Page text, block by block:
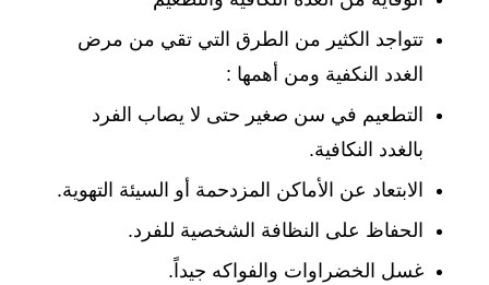
تتواجد الكثير من الطرق التي تقي من مرض
الغدد النكفية ومن أهمها :
التطعيم في سن صغير حتى لا يصاب الفرد
بالغدد النكافية.
الابتعاد عن الأماكن المزدحمة أو السيئة التهوية.
الحفاظ على النظافة الشخصية للفرد.
غسل الخضراوات والفواكه جيداً.